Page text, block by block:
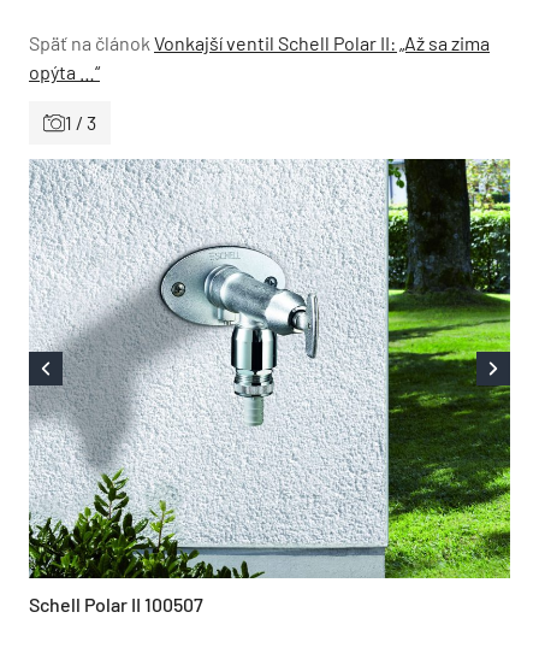
Späť na článok Vonkajší ventil Schell Polar II: „Až sa zima
opýta …“
1 / 3
Schell Polar II 100507